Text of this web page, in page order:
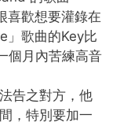
喜歡想要灌錄在
」歌曲的Key比
個月內苦練高音
告之對方，他
，特別要加一